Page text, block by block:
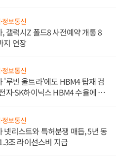
정보통신
갤럭시Z 폴드8 사전예약 개통 8
지 연장
정보통신
'루빈 울트라'에도 HBM4 탑재 검
자·SK하이닉스 HBM4 수율에 주
정보통신
넷리스트와 특허분쟁 매듭, 5년 동
조 라이선스비 지급